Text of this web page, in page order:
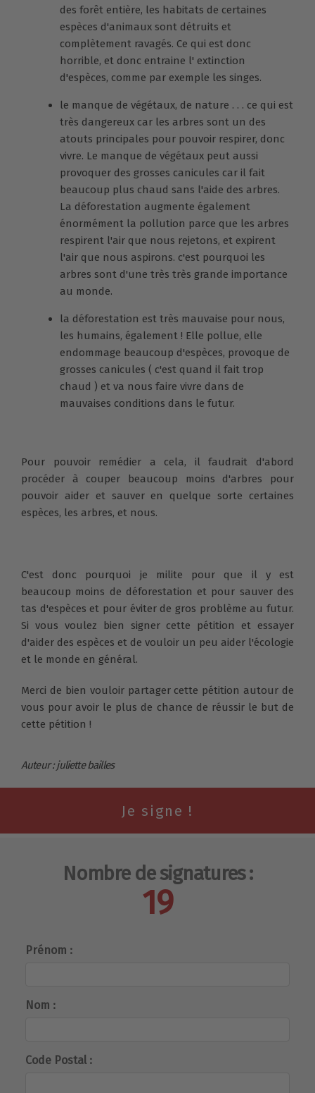
des forêt entière, les habitats de certaines
espèces d'animaux sont détruits et
complètement ravagés. Ce qui est donc
horrible, et donc entraine l' extinction
d'espèces, comme par exemple les singes.
le manque de végétaux, de nature . . . ce qui est
très dangereux car les arbres sont un des
atouts principales pour pouvoir respirer, donc
vivre. Le manque de végétaux peut aussi
provoquer des grosses canicules car il fait
beaucoup plus chaud sans l'aide des arbres.
La déforestation augmente également
énormément la pollution parce que les arbres
respirent l'air que nous rejetons, et expirent
l'air que nous aspirons. c'est pourquoi les
arbres sont d'une très très grande importance
au monde.
la déforestation est très mauvaise pour nous,
les humains, également ! Elle pollue, elle
endommage beaucoup d'espèces, provoque de
grosses canicules ( c'est quand il fait trop
chaud ) et va nous faire vivre dans de
mauvaises conditions dans le futur.
Pour pouvoir remédier a cela, il faudrait d'abord
procéder à couper beaucoup moins d'arbres pour
pouvoir aider et sauver en quelque sorte certaines
espèces, les arbres, et nous.
C'est donc pourquoi je milite pour que il y est
beaucoup moins de déforestation et pour sauver des
tas d'espèces et pour éviter de gros problème au futur.
Si vous voulez bien signer cette pétition et essayer
d'aider des espèces et de vouloir un peu aider l'écologie
et le monde en général.
Merci de bien vouloir partager cette pétition autour de
vous pour avoir le plus de chance de réussir le but de
cette pétition !
Auteur : juliette bailles
Nombre de signatures :
19
Prénom :
Nom :
Code Postal :